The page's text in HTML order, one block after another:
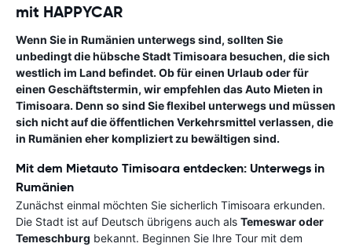
mit HAPPYCAR
Wenn Sie in Rumänien unterwegs sind, sollten Sie
unbedingt die hübsche Stadt Timisoara besuchen, die sich
westlich im Land befindet. Ob für einen Urlaub oder für
einen Geschäftstermin, wir empfehlen das Auto Mieten in
Timisoara. Denn so sind Sie flexibel unterwegs und müssen
sich nicht auf die öffentlichen Verkehrsmittel verlassen, die
in Rumänien eher kompliziert zu bewältigen sind.
Mit dem Mietauto Timisoara entdecken: Unterwegs in
Rumänien
Zunächst einmal möchten Sie sicherlich Timisoara erkunden.
Die Stadt ist auf Deutsch übrigens auch als Temeswar oder
Temeschburg bekannt. Beginnen Sie Ihre Tour mit dem